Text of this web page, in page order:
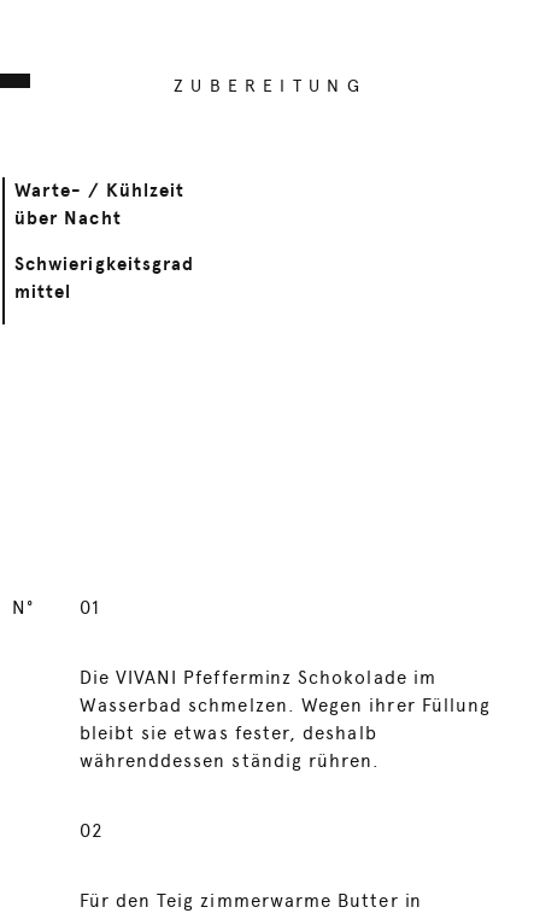
ZUBEREITUNG
Warte- / Kühlzeit
über Nacht
Schwierigkeitsgrad
mittel
N° 01
Die VIVANI Pfefferminz Schokolade im
Wasserbad schmelzen. Wegen ihrer Füllung
bleibt sie etwas fester, deshalb
währenddessen ständig rühren.
02
Für den Teig zimmerwarme Butter in